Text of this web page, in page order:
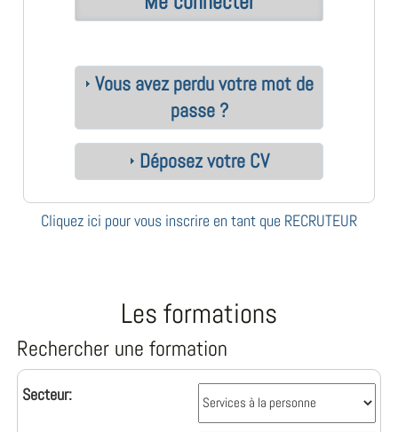
Vous avez perdu votre mot de
passe ?
Déposez votre CV
Cliquez ici pour vous inscrire en tant que RECRUTEUR
Les formations
Rechercher une formation
Secteur: